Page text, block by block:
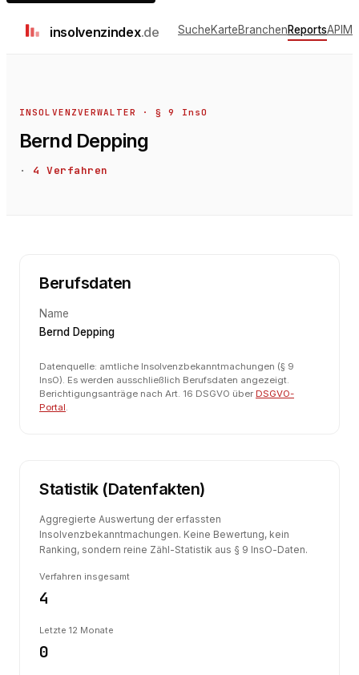
insolvenzindex.de SucheKarteBranchenReportsAPI
INSOLVENZVERWALTER · § 9 InsO
Bernd Depping
· 4 Verfahren
Berufsdaten
Name
Bernd Depping
Datenquelle: amtliche Insolvenzbekanntmachungen (§ 9
InsO). Es werden ausschließlich Berufsdaten angezeigt.
Berichtigungsanträge nach Art. 16 DSGVO über DSGVO-
Portal.
Statistik (Datenfakten)
Aggregierte Auswertung der erfassten
Insolvenzbekanntmachungen. Keine Bewertung, kein
Ranking, sondern reine Zähl-Statistik aus § 9 InsO-Daten.
Verfahren insgesamt
4
Letzte 12 Monate
0